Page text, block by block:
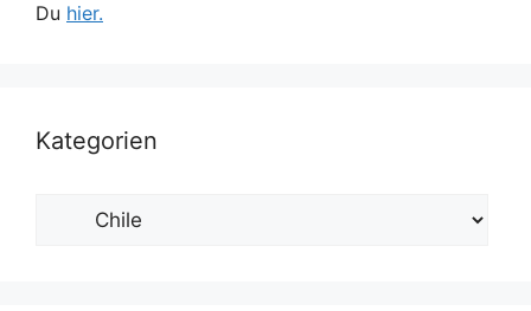
Du hier.
Kategorien
Kategorien